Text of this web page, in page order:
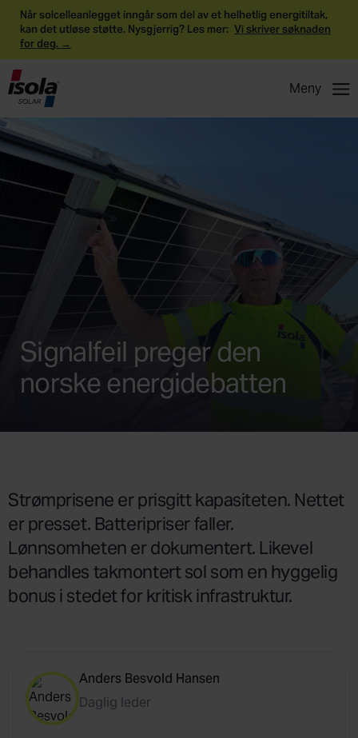
Når solcelleanlegget inngår som del av et helhetlig energitiltak,
kan det utløse støtte. Nysgjerrig? Les mer: Vi skriver søknaden
for deg. →
Meny
Signalfeil preger den
norske energidebatten
Anders Besvold Hansen
Daglig leder
Strømprisene er prisgitt kapasiteten. Nettet
er presset. Batteripriser faller.
Lønnsomheten er dokumentert. Likevel
behandles takmontert sol som en hyggelig
bonus i stedet for kritisk infrastruktur.